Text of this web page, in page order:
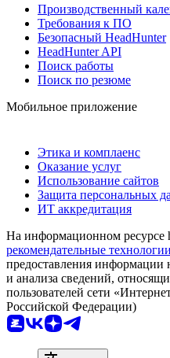
Производственный
Требования к ПО
Безопасный HeadHunter
HeadHunter API
Поиск работы
Поиск по резюме
Мобильное приложение
Этика и комплаенс
Оказание услуг
Использование сайтов
Защита персональных
ИТ аккредитация
На информационном ресурсе
рекомендательные технологии
предоставления информации
и анализа сведений,
пользователей сети
Российской Федерации)